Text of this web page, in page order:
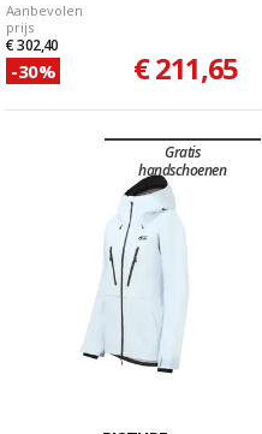
Aanbevolen
prijs
€ 302,40
-30% € 211,65
Gratis
handschoenen